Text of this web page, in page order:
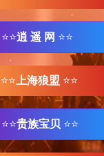
⭐⭐逍 遥 网 ⭐⭐
⭐⭐ 上海狼盟 ⭐⭐
⭐⭐贵族宝贝 ⭐⭐